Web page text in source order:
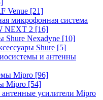
Venue [21]
микрофонная система
NEXT 2 [16]
Nexadyne [10]
Shure [5]
и антенны
Mipro [96]
Mipro [54]
усилители Mipro